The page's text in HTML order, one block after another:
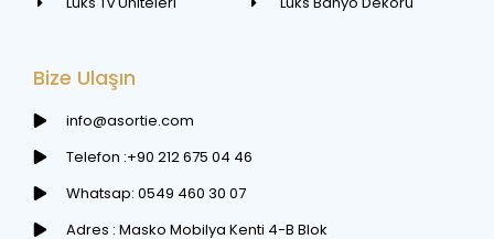
Bize Ulaşın
info@asortie.com
Telefon :+90 212 675 04 46
Whatsap: 0549 460 30 07
Adres : Masko Mobilya Kenti 4-B Blok